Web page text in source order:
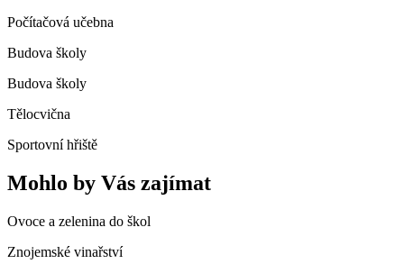
Počítačová učebna
Budova školy
Budova školy
Tělocvična
Sportovní hřiště
Mohlo by Vás zajímat
Ovoce a zelenina do škol
Znojemské vinařství